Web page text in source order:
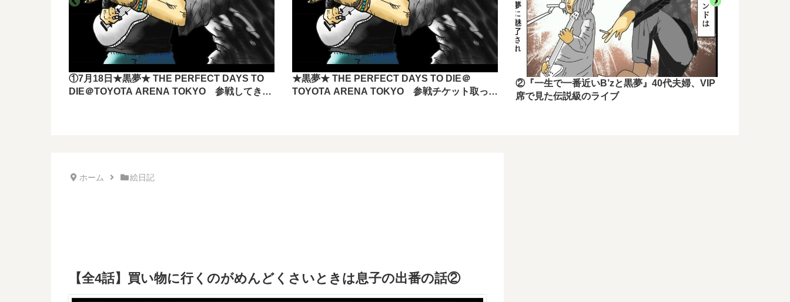
①7月18日★黒夢★ THE PERFECT DAYS TO
DIE＠TOYOTA ARENA TOKYO 参戦してきま
★黒夢★ THE PERFECT DAYS TO DIE＠
TOYOTA ARENA TOKYO 参戦チケット取って
②『一生で一番近いB’zと黒夢』40代夫婦、VIP
席で見た伝説級のライブ
ホーム 絵日記
【全4話】買い物に行くのがめんどくさいときは息子の出番の話②